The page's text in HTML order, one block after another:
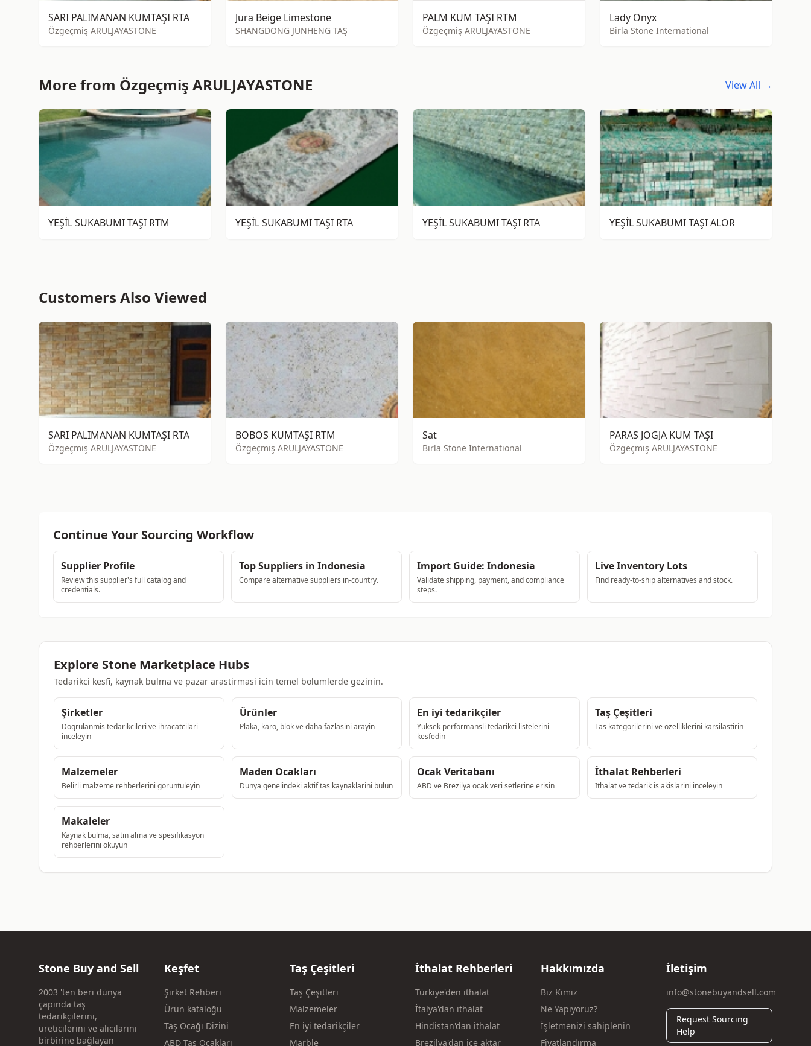
SARI PALIMANAN KUMTAŞI RTA
Özgeçmiş ARULJAYASTONE
Jura Beige Limestone
SHANGDONG JUNHENG TAŞ
PALM KUM TAŞI RTM
Özgeçmiş ARULJAYASTONE
Lady Onyx
Birla Stone International
More from Özgeçmiş ARULJAYASTONE View All →
YEŞİL SUKABUMI TAŞI RTM YEŞİL SUKABUMI TAŞI RTA YEŞİL SUKABUMI TAŞI RTA YEŞİL SUKABUMI TAŞI ALOR
Customers Also Viewed
SARI PALIMANAN KUMTAŞI RTA
Özgeçmiş ARULJAYASTONE
BOBOS KUMTAŞI RTM
Özgeçmiş ARULJAYASTONE
Sat
Birla Stone International
PARAS JOGJA KUM TAŞI
Özgeçmiş ARULJAYASTONE
Continue Your Sourcing Workflow
Supplier Profile
Review this supplier's full catalog and
credentials.
Top Suppliers in Indonesia
Compare alternative suppliers in-country.
Import Guide: Indonesia
Validate shipping, payment, and compliance
steps.
Live Inventory Lots
Find ready-to-ship alternatives and stock.
Explore Stone Marketplace Hubs
Tedarikci kesfi, kaynak bulma ve pazar arastirmasi icin temel bolumlerde gezinin.
Şirketler
Dogrulanmis tedarikcileri ve ihracatcilari
inceleyin
Ürünler
Plaka, karo, blok ve daha fazlasini arayin
En iyi tedarikçiler
Yuksek performansli tedarikci listelerini
kesfedin
Taş Çeşitleri
Tas kategorilerini ve ozelliklerini karsilastirin
Malzemeler
Belirli malzeme rehberlerini goruntuleyin
Maden Ocakları
Dunya genelindeki aktif tas kaynaklarini bulun
Ocak Veritabanı
ABD ve Brezilya ocak veri setlerine erisin
İthalat Rehberleri
Ithalat ve tedarik is akislarini inceleyin
Makaleler
Kaynak bulma, satin alma ve spesifikasyon
rehberlerini okuyun
Stone Buy and Sell
2003 'ten beri dünya
çapında taş
tedarikçilerini,
üreticilerini ve alıcılarını
birbirine bağlayan
Keşfet
Şirket Rehberi
Ürün kataloğu
Taş Ocağı Dizini
ABD Taş Ocakları
Taş Çeşitleri
Taş Çeşitleri
Malzemeler
En iyi tedarikçiler
Marble
İthalat Rehberleri
Türkiye'den ithalat
İtalya'dan ithalat
Hindistan'dan ithalat
Brezilya'dan içe aktar
Hakkımızda
Biz Kimiz
Ne Yapıyoruz?
İşletmenizi sahiplenin
Fiyatlandırma
İletişim
info@stonebuyandsell.com
Request Sourcing
Help